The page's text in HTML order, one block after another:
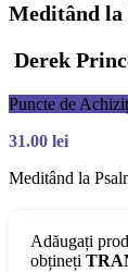
Meditând la
Derek
Puncte de
31.00 lei
Meditând la
Adăugați
obțineți